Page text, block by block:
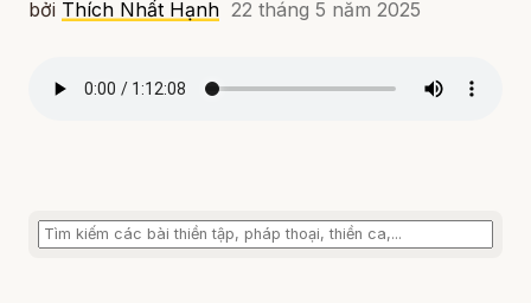
Italiano / Tiếng Ý
bởi Thích Nhất Hạnh 22 tháng 5 năm 2025